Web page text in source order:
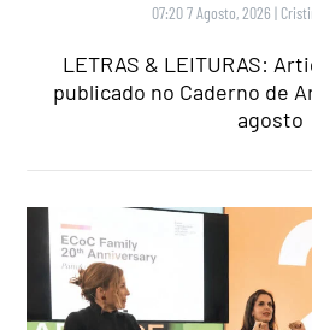
07:20 7 Agosto, 2026 |
LETRAS & LEITURAS:
publicado no Caderno de
agosto